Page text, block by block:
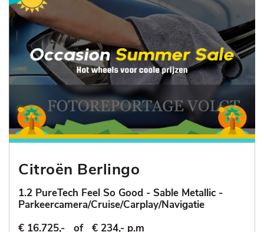
Citroën Berlingo
1.2 PureTech Feel So Good - Sable Metallic -
Parkeercamera/Cruise/Carplay/Navigatie
€ 16.725,-
of € 234,- p.m